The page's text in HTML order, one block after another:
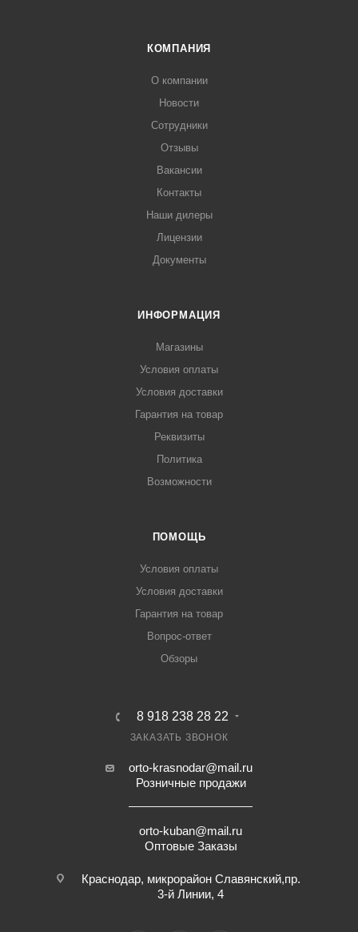
КОМПАНИЯ
О компании
Новости
Сотрудники
Отзывы
Вакансии
Контакты
Наши дилеры
Лицензии
Документы
ИНФОРМАЦИЯ
Магазины
Условия оплаты
Условия доставки
Гарантия на товар
Реквизиты
Политика
Возможности
ПОМОЩЬ
Условия оплаты
Условия доставки
Гарантия на товар
Вопрос-ответ
Обзоры
8 918 238 28 22
ЗАКАЗАТЬ ЗВОНОК
orto-krasnodar@mail.ru
Розничные продажи
orto-kuban@mail.ru
Оптовые Заказы
Краснодар, микрорайон Славянский,пр.
3-й Линии, 4